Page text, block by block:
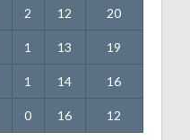
2 12 20
1 13 19
1 14 16
0 16 12